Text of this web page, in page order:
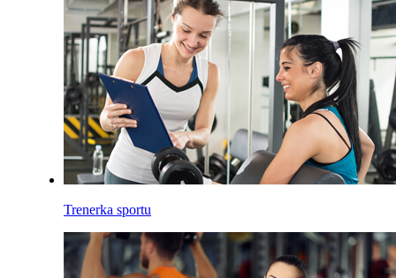
Trenerka sportu